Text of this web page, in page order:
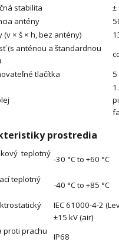
stabilita
±
antény
(v × š × h, bez antény)
(s anténou a štandardnou
tlačítka
prostredia
teplotný
-30 °C to +60 °C
teplotný
-40 °C to +85 °C
IEC 61000-4-2
±15 kV (air)
proti prachu
IP68